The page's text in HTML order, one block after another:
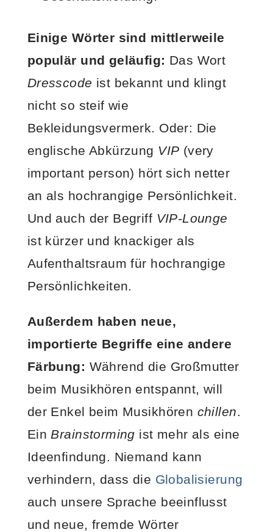
Einige Wörter sind mittlerweile
populär und geläufig: Das Wort
Dresscode ist bekannt und klingt
nicht so steif wie
Bekleidungsvermerk. Oder: Die
englische Abkürzung VIP (very
important person) hört sich netter
an als hochrangige Persönlichkeit.
Und auch der Begriff VIP-Lounge
ist kürzer und knackiger als
Aufenthaltsraum für hochrangige
Persönlichkeiten.
Außerdem haben neue,
importierte Begriffe eine andere
Färbung: Während die Großmutter
beim Musikhören entspannt, will
der Enkel beim Musikhören chillen.
Ein Brainstorming ist mehr als eine
Ideenfindung. Niemand kann
verhindern, dass die Globalisierung
auch unsere Sprache beeinflusst
und neue, fremde Wörter